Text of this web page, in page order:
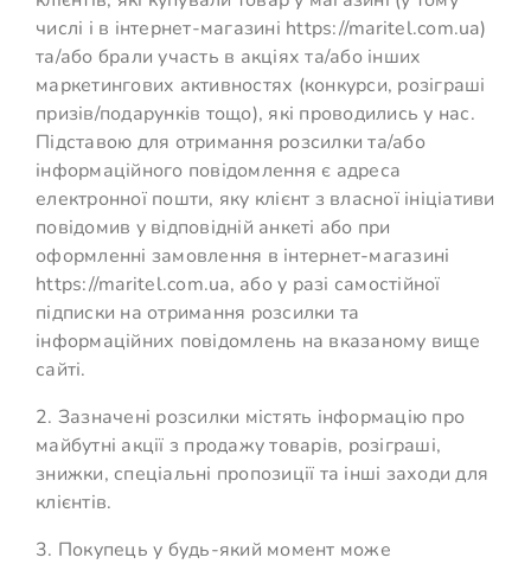
числі і в інтернет-магазині https://maritel.com.ua)
та/або брали участь в акціях та/або інших
маркетингових активностях (конкурси, розіграші
призів/подарунків тощо), які проводились у нас.
Підставою для отримання розсилки та/або
інформаційного повідомлення є адреса
електронної пошти, яку клієнт з власної ініціативи
повідомив у відповідній анкеті або при
оформленні замовлення в інтернет-магазині
https://maritel.com.ua, або у разі самостійної
підписки на отримання розсилки та
інформаційних повідомлень на вказаному вище
сайті.
2. Зазначені розсилки містять інформацію про
майбутні акції з продажу товарів, розіграші,
знижки, спеціальні пропозиції та інші заходи для
клієнтів.
3. Покупець у будь-який момент може